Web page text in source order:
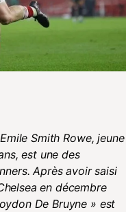
Smith Rowe, jeune
est une des
Après avoir saisi
en décembre
De Bruyne » est